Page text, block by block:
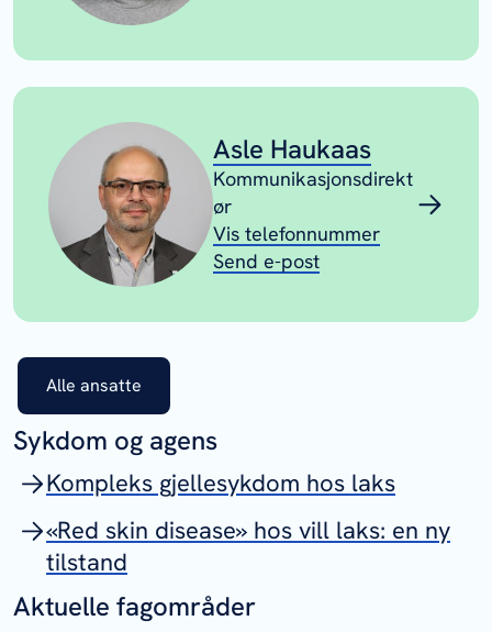
Asle Haukaas
Kommunikasjonsdirekt
ør
Vis telefonnummer
Send e-post
Alle ansatte
Sykdom og agens
Kompleks gjellesykdom hos laks
«Red skin disease» hos vill laks: en ny
tilstand
Aktuelle fagområder